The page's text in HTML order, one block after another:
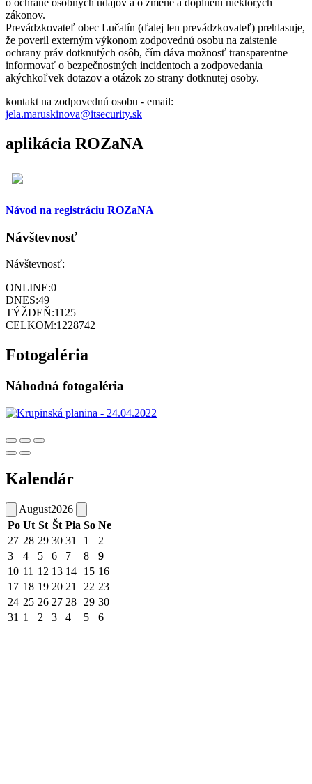
o ochrane osobných údajov a o zmene a doplnení niektorých
zákonov.
Prevádzkovateľ obec Lučatín (ďalej len prevádzkovateľ) prehlasuje,
že poveril externým výkonom zodpovednú osobu na zaistenie
ochrany práv dotknutých osôb, čím dáva možnosť transparentne
informovať o bezpečnostných incidentoch a zodpovedania
akýchkoľvek dotazov a otázok zo strany dotknutej osoby.
kontakt na zodpovednú osobu - email:
jela.maruskinova@itsecurity.sk
aplikácia ROZaNA
Návod na registráciu ROZaNA
Návštevnosť
Návštevnosť:
ONLINE:0
DNES:49
TÝŽDEŇ:1125
CELKOM:1228742
Fotogaléria
Náhodná fotogaléria
Kalendár
August2026
Po Ut St Št Pia So Ne
27 28 29 30 31 1
2
3
4 5 6 7 8
9
10 11 12 13 14 15 16
17 18 19 20 21 22 23
24 25 26 27 28 29 30
31 1 2 3 4 5 6